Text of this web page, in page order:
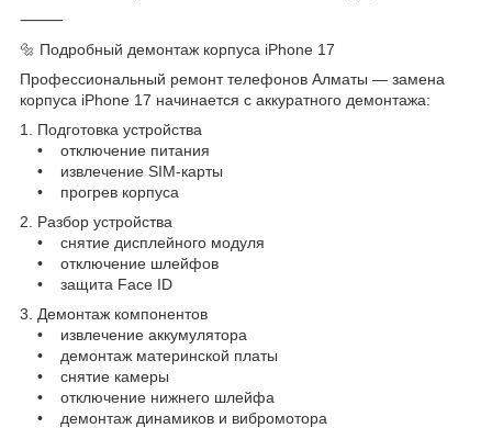
⸻
🔩 Подробный демонтаж корпуса iPhone 17
Профессиональный ремонт телефонов Алматы — замена
корпуса iPhone 17 начинается с аккуратного демонтажа:
1. Подготовка устройства
• отключение питания
• извлечение SIM-карты
• прогрев корпуса
2. Разбор устройства
• снятие дисплейного модуля
• отключение шлейфов
• защита Face ID
3. Демонтаж компонентов
• извлечение аккумулятора
• демонтаж материнской платы
• снятие камеры
• отключение нижнего шлейфа
• демонтаж динамиков и вибромотора